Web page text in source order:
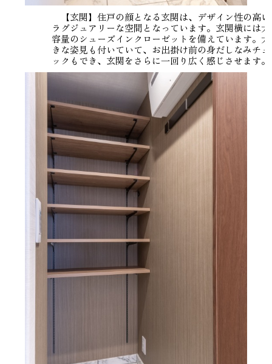
【玄関】住戸の顔となる玄関は、デザイン性の高い
ラグジュアリーな空間となっています。玄関横には大
容量のシューズインクローゼットを備えています。大
きな姿見も付いていて、お出掛け前の身だしなみチェ
ックもでき、玄関をさらに一回り広く感じさせます。